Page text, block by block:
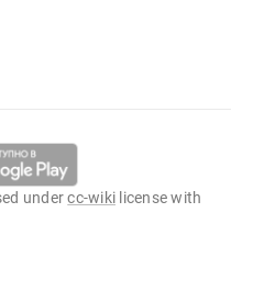
undercc-wiki license with